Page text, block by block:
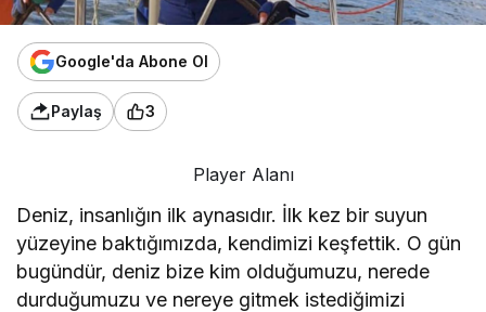
Google'da Abone Ol
Paylaş 3
Player Alanı
Deniz, insanlığın ilk aynasıdır. İlk kez bir suyun
yüzeyine baktığımızda, kendimizi keşfettik. O gün
bugündür, deniz bize kim olduğumuzu, nerede
durduğumuzu ve nereye gitmek istediğimizi